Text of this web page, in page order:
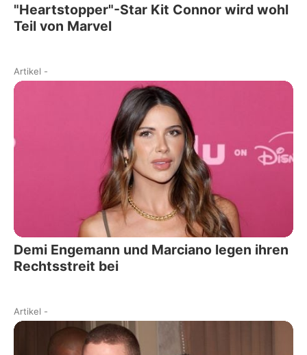
"Heartstopper"-Star Kit Connor wird wohl
Teil von Marvel
Artikel -
Demi Engemann und Marciano legen ihren
Rechtsstreit bei
Artikel -